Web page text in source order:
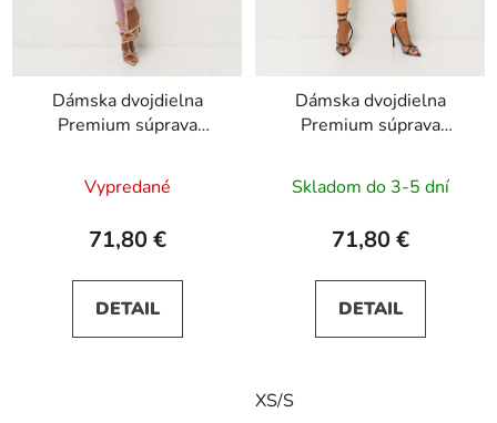
Dámska dvojdielna
Premium súprava
Vypredané
71,80 €
DETAIL
Dámska dvojdielna
Premium súprava
Skladom do 3-5 dní
71,80 €
DETAIL
XS/S